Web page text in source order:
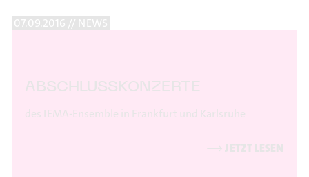
07.09.2016 // NEWS
ABSCHLUSSKONZERTE
des IEMA-Ensemble in Frankfurt und Karlsruhe
⟶ JETZT LESEN